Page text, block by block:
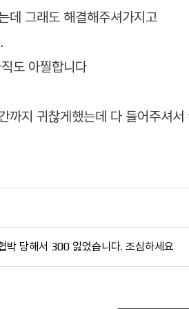
데 그래도 해결해주셔가지고
도 아찔합니다
까지 귀찮게했는데 다 들어주셔서
박 당해서 300 잃었습니다. 조심하세요